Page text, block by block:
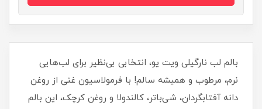
بالم لب نارگیلی ویت یو، انتخابی بی‌نظیر برای لب‌هایی
نرم، مرطوب و همیشه سالم! با فرمولاسیون غنی از روغن
دانه آفتابگردان، شی‌باتر، کالندولا و روغن کرچک، این بالم